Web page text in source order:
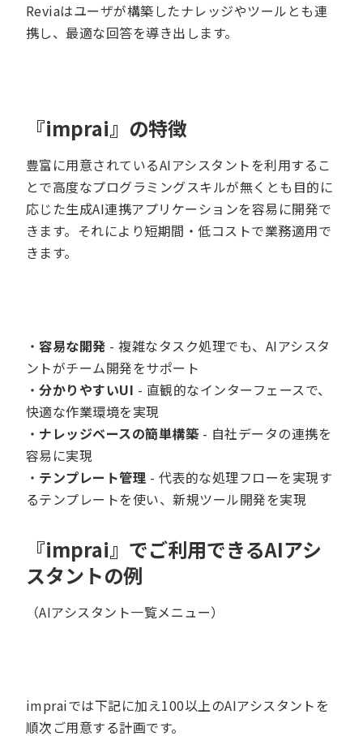
Reviaはユーザが構築したナレッジやツールとも連
携し、最適な回答を導き出します。
『imprai』の特徴
豊富に用意されているAIアシスタントを利用するこ
とで高度なプログラミングスキルが無くとも目的に
応じた生成AI連携アプリケーションを容易に開発で
きます。それにより短期間・低コストで業務適用で
きます。
・容易な開発 - 複雑なタスク処理でも、AIアシスタ
ントがチーム開発をサポート
・分かりやすいUI - 直観的なインターフェースで、
快適な作業環境を実現
・ ナレッジベースの簡単構築 - 自社データの連携を
容易に実現
・ テンプレート管理 - 代表的な処理フローを実現す
るテンプレートを使い、新規ツール開発を実現
『imprai』でご利用できるAIアシ
スタントの例
（AIアシスタント一覧メニュー）
impraiでは下記に加え100以上のAIアシスタントを
順次ご用意する計画です。